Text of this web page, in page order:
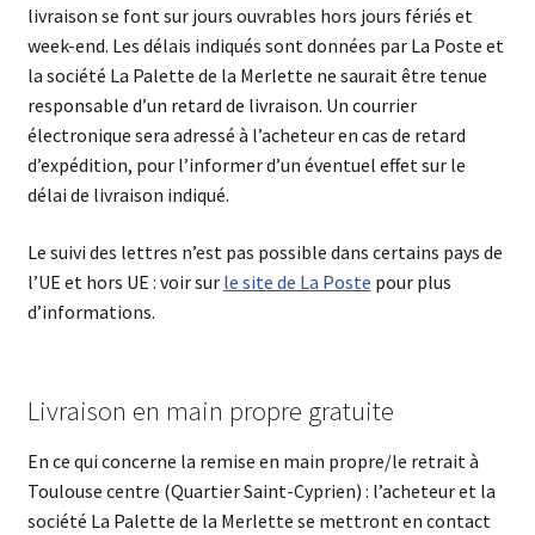
livraison se font sur jours ouvrables hors jours fériés et
week-end. Les délais indiqués sont données par La Poste et
la société La Palette de la Merlette ne saurait être tenue
responsable d’un retard de livraison. Un courrier
électronique sera adressé à l’acheteur en cas de retard
d’expédition, pour l’informer d’un éventuel effet sur le
délai de livraison indiqué.
Le suivi des lettres n’est pas possible dans certains pays de
l’UE et hors UE : voir sur le site de La Poste pour plus
d’informations.
Livraison en main propre gratuite
En ce qui concerne la remise en main propre/le retrait à
Toulouse centre (Quartier Saint-Cyprien) : l’acheteur et la
société La Palette de la Merlette se mettront en contact